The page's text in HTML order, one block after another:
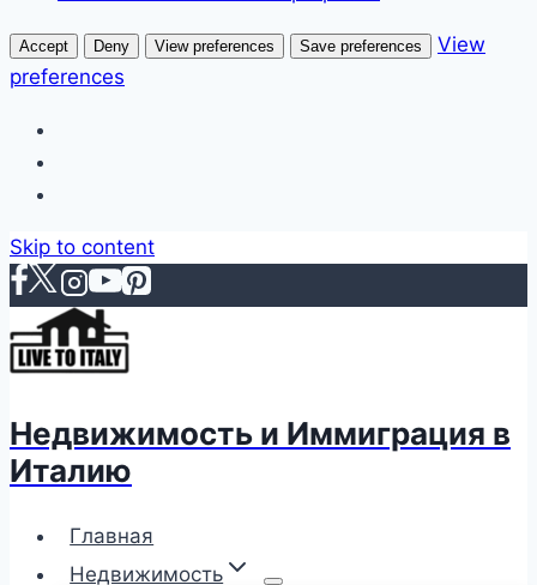
Accept Deny View preferences Save preferences
View
preferences
Skip to content
Недвижимость и Иммиграция в
Италию
Главная
Недвижимость